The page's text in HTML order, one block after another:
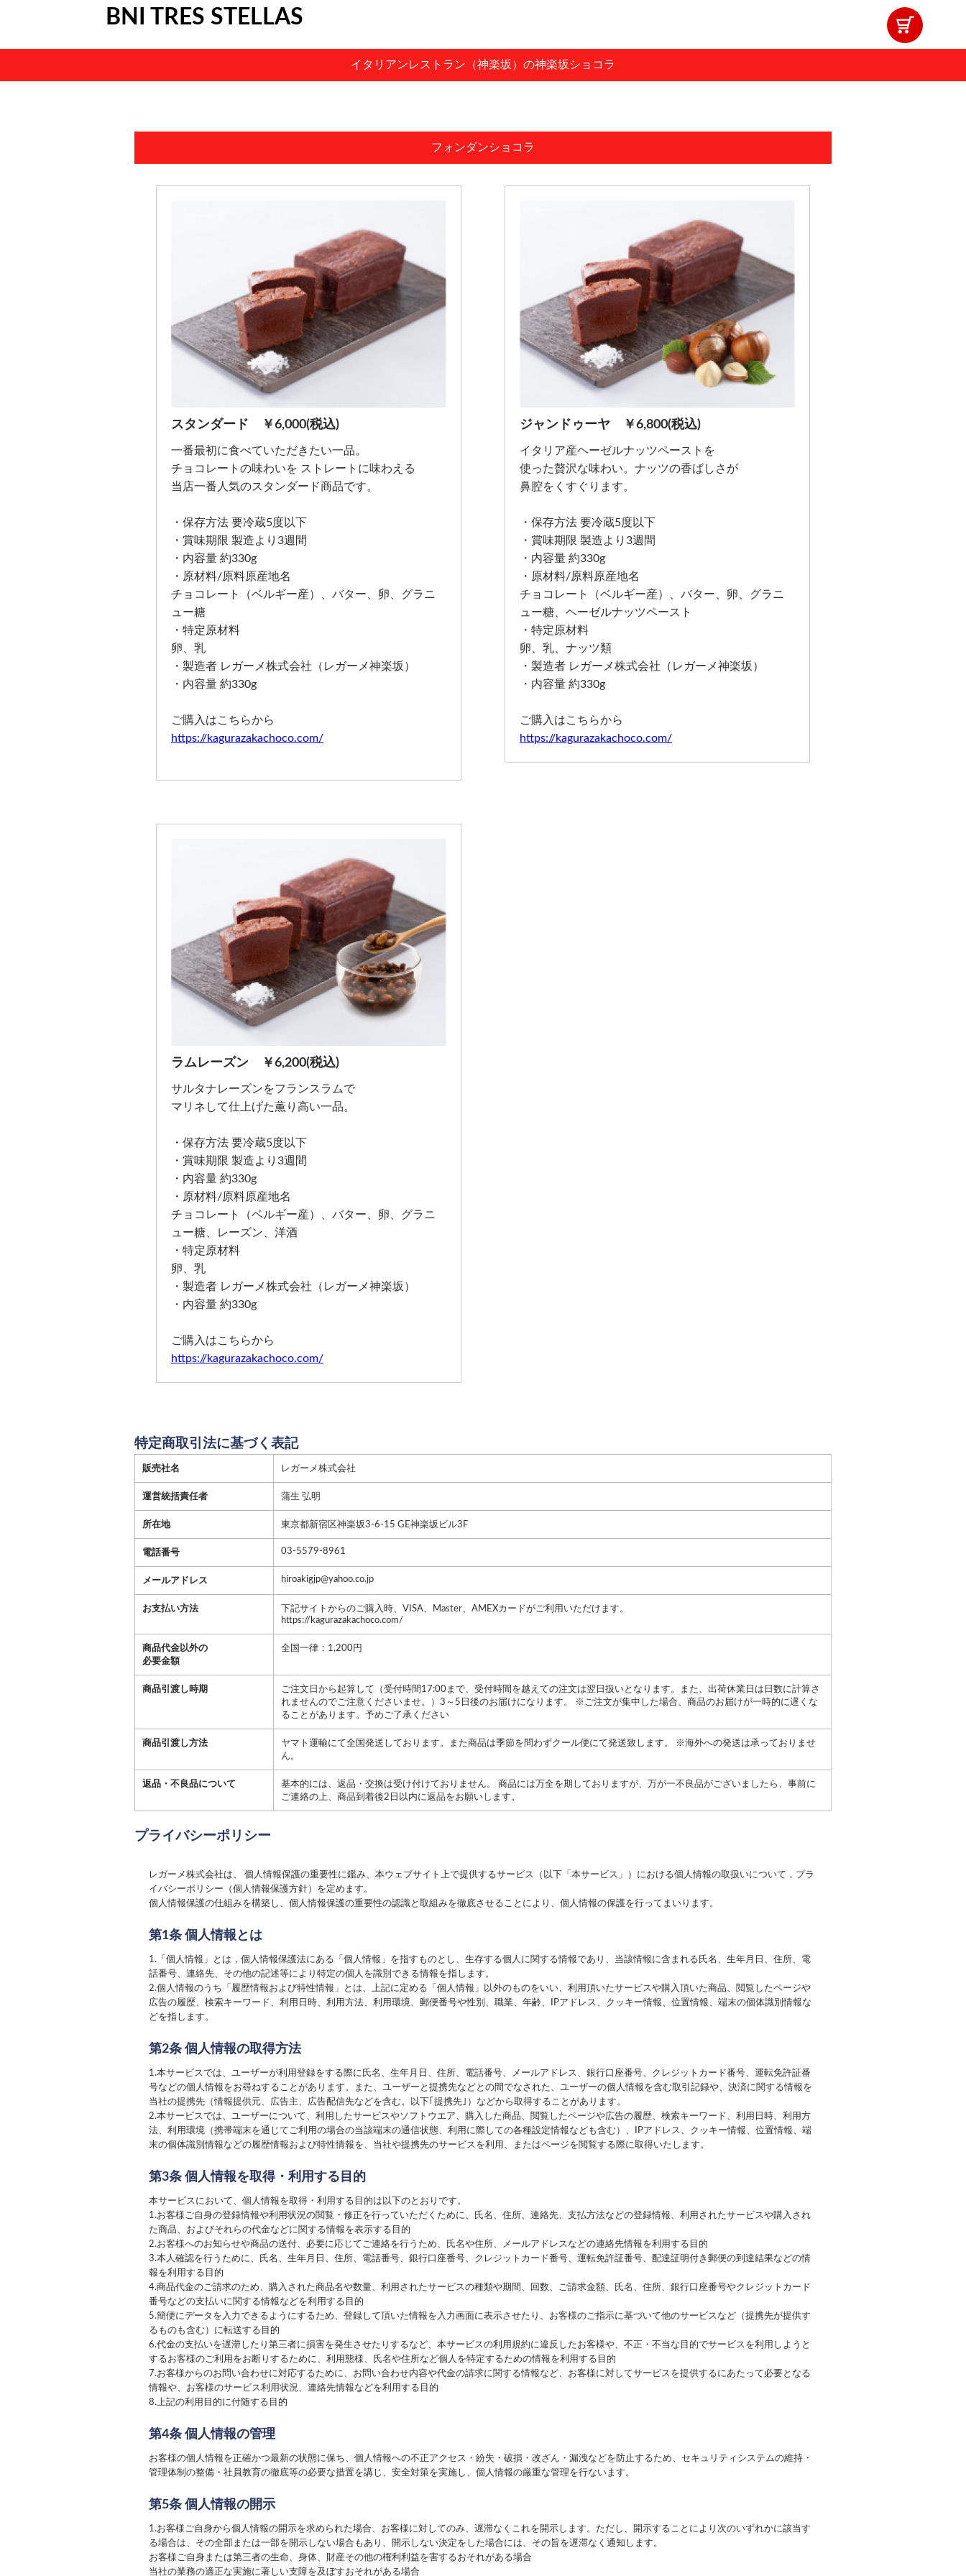
BNI TRES STELLAS
イタリアンレストラン（神楽坂）の神楽坂ショコラ
フォンダンショコラ
スタンダード ￥6,000(税込)
一番最初に食べていただきたい一品。
チョコレートの味わいを ストレートに味わえる
当店一番人気のスタンダード商品です。
・保存方法 要冷蔵5度以下
・賞味期限 製造より3週間
・内容量 約330g
・原材料/原料原産地名
チョコレート（ベルギー産）、バター、卵、グラニ
ュー糖
・特定原材料
卵、乳
・製造者 レガーメ株式会社（レガーメ神楽坂）
・内容量 約330g
ご購入はこちらから
https://kagurazakachoco.com/
ジャンドゥーヤ ￥6,800(税込)
イタリア産ヘーゼルナッツペーストを
使った贅沢な味わい。ナッツの香ばしさが
鼻腔をくすぐります。
・保存方法 要冷蔵5度以下
・賞味期限 製造より3週間
・内容量 約330g
・原材料/原料原産地名
チョコレート（ベルギー産）、バター、卵、グラニ
ュー糖、ヘーゼルナッツペースト
・特定原材料
卵、乳、ナッツ類
・製造者 レガーメ株式会社（レガーメ神楽坂）
・内容量 約330g
ご購入はこちらから
https://kagurazakachoco.com/
ラムレーズン ￥6,200(税込)
サルタナレーズンをフランスラムで
マリネして仕上げた薫り高い一品。
・保存方法 要冷蔵5度以下
・賞味期限 製造より3週間
・内容量 約330g
・原材料/原料原産地名
チョコレート（ベルギー産）、バター、卵、グラニ
ュー糖、レーズン、洋酒
・特定原材料
卵、乳
・製造者 レガーメ株式会社（レガーメ神楽坂）
・内容量 約330g
ご購入はこちらから
https://kagurazakachoco.com/
特定商取引法に基づく表記
販売社名 レガーメ株式会社
運営統括責任者 蒲生 弘明
所在地 東京都新宿区神楽坂3-6-15 GE神楽坂ビル3F
電話番号 03-5579-8961
メールアドレス hiroakigjp@yahoo.co.jp
お支払い方法
下記サイトからのご購入時、VISA、Master、AMEXカードがご利用いただけます。
https://kagurazakachoco.com/
商品代金以外の
必要金額
全国一律：1,200円
商品引渡し時期
ご注文日から起算して（受付時間17:00まで、受付時間を越えての注文は翌日扱いとなります。また、出荷休業日は日数に計算さ
れませんのでご注意くださいませ。）3～5日後のお届けになります。 ※ご注文が集中した場合、商品のお届けが一時的に遅くな
ることがあります。予めご了承ください
商品引渡し方法
ヤマト運輸にて全国発送しております。また商品は季節を問わずクール便にて発送致します。 ※海外への発送は承っておりませ
ん。
返品・不良品について
基本的には、返品・交換は受け付けておりません。 商品には万全を期しておりますが、万が一不良品がございましたら、事前に
ご連絡の上、商品到着後2日以内に返品をお願いします。
プライバシーポリシー
レガーメ株式会社は、 個人情報保護の重要性に鑑み、本ウェブサイト上で提供するサービス（以下「本サービス」）における個人情報の取扱いについて，プラ
イバシーポリシー（個人情報保護方針）を定めます。
個人情報保護の仕組みを構築し、個人情報保護の重要性の認識と取組みを徹底させることにより、個人情報の保護を行ってまいります。
第1条 個人情報とは
1.「個人情報」とは，個人情報保護法にある「個人情報」を指すものとし、生存する個人に関する情報であり、当該情報に含まれる氏名、生年月日、住所、電
話番号、連絡先、その他の記述等により特定の個人を識別できる情報を指します。
2.個人情報のうち「履歴情報および特性情報」とは、上記に定める「個人情報」以外のものをいい、利用頂いたサービスや購入頂いた商品、閲覧したページや
広告の履歴、検索キーワード、利用日時、利用方法、利用環境、郵便番号や性別、職業、年齢、IPアドレス、クッキー情報、位置情報、端末の個体識別情報な
どを指します。
第2条 個人情報の取得方法
1.本サービスでは、ユーザーが利用登録をする際に氏名、生年月日、住所、電話番号、メールアドレス、銀行口座番号、クレジットカード番号、運転免許証番
号などの個人情報をお尋ねすることがあります。また、ユーザーと提携先などとの間でなされた、ユーザーの個人情報を含む取引記録や、決済に関する情報を
当社の提携先（情報提供元、広告主、広告配信先などを含む。以下｢提携先｣）などから取得することがあります。
2.本サービスでは、ユーザーについて、利用したサービスやソフトウエア、購入した商品、閲覧したページや広告の履歴、検索キーワード、利用日時、利用方
法、利用環境（携帯端末を通じてご利用の場合の当該端末の通信状態、利用に際しての各種設定情報なども含む）、IPアドレス、クッキー情報、位置情報、端
末の個体識別情報などの履歴情報および特性情報を、当社や提携先のサービスを利用、またはページを閲覧する際に取得いたします。
第3条 個人情報を取得・利用する目的
本サービスにおいて、個人情報を取得・利用する目的は以下のとおりです。
1.お客様ご自身の登録情報や利用状況の閲覧・修正を行っていただくために、氏名、住所、連絡先、支払方法などの登録情報、利用されたサービスや購入され
た商品、およびそれらの代金などに関する情報を表示する目的
2.お客様へのお知らせや商品の送付、必要に応じてご連絡を行うため、氏名や住所、メールアドレスなどの連絡先情報を利用する目的
3.本人確認を行うために、氏名、生年月日、住所、電話番号、銀行口座番号、クレジットカード番号、運転免許証番号、配達証明付き郵便の到達結果などの情
報を利用する目的
4.商品代金のご請求のため、購入された商品名や数量、利用されたサービスの種類や期間、回数、ご請求金額、氏名、住所、銀行口座番号やクレジットカード
番号などの支払いに関する情報などを利用する目的
5.簡便にデータを入力できるようにするため、登録して頂いた情報を入力画面に表示させたり、お客様のご指示に基づいて他のサービスなど（提携先が提供す
るものも含む）に転送する目的
6.代金の支払いを遅滞したり第三者に損害を発生させたりするなど、本サービスの利用規約に違反したお客様や、不正・不当な目的でサービスを利用しようと
するお客様のご利用をお断りするために、利用態様、氏名や住所など個人を特定するための情報を利用する目的
7.お客様からのお問い合わせに対応するために、お問い合わせ内容や代金の請求に関する情報など、お客様に対してサービスを提供するにあたって必要となる
情報や、お客様のサービス利用状況、連絡先情報などを利用する目的
8.上記の利用目的に付随する目的
第4条 個人情報の管理
お客様の個人情報を正確かつ最新の状態に保ち、個人情報への不正アクセス・紛失・破損・改ざん・漏洩などを防止するため、セキュリティシステムの維持・
管理体制の整備・社員教育の徹底等の必要な措置を講じ、安全対策を実施し、個人情報の厳重な管理を行ないます。
第5条 個人情報の開示
1.お客様ご自身から個人情報の開示を求められた場合、お客様に対してのみ、遅滞なくこれを開示します。ただし、開示することにより次のいずれかに該当す
る場合は、その全部または一部を開示しない場合もあり、開示しない決定をした場合には、その旨を遅滞なく通知します。
お客様ご自身または第三者の生命、身体、財産その他の権利利益を害するおそれがある場合
当社の業務の適正な実施に著しい支障を及ぼすおそれがある場合